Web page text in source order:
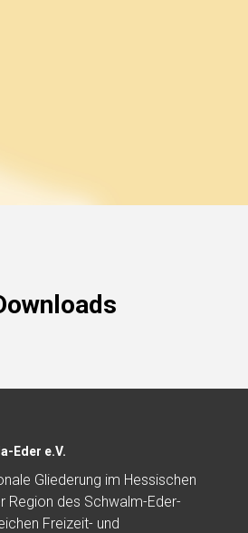
Eder e.V.
Gliederung im Hessischen
Region des Schwalm-Eder-
Freizeit- und